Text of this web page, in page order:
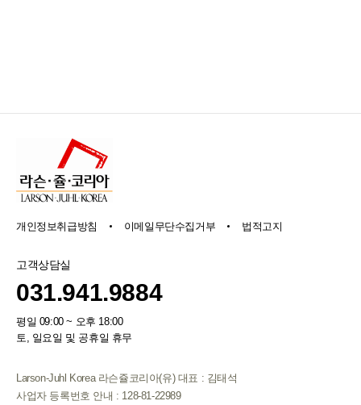
개인정보취급방침 이메일무단수집거부 법적고지
고객상담실
031.941.9884
평일 09:00 ~ 오후 18:00
토, 일요일 및 공휴일 휴무
Larson-Juhl Korea 라슨쥴코리아(유) 대표 : 김태석
사업자 등록번호 안내 : 128-81-22989